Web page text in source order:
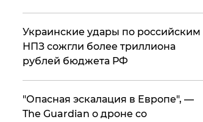
Украинские удары по российским
НПЗ сожгли более триллиона
рублей бюджета РФ
"Опасная эскалация в Европе", —
The Guardian о дроне со